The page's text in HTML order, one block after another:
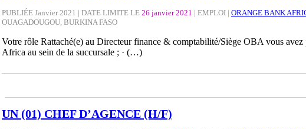
PUBLIÉE Janvier 2021 | DATE LIMITE LE 26 janvier 2021 | EMPLOI | ORANGE BANK
OUAGADOUGOU, BURKINA FASO
Votre rôle Rattaché(e) au Directeur finance & comptabilité/Siège OBA vous
Africa au sein de la succursale ; · (…)
UN (01) CHEF D’AGENCE (H/F)